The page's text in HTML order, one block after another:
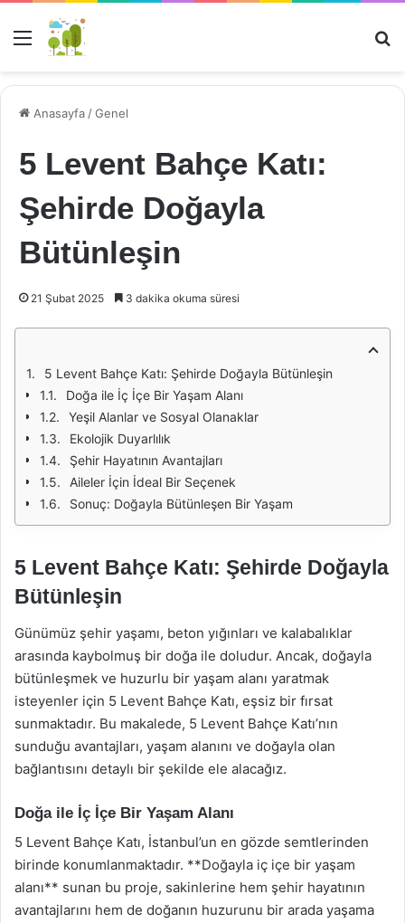
Menü
Anasayfa /Genel
5 Levent Bahçe Katı:
Şehirde Doğayla
Bütünleşin
21 Şubat 2025 3 dakika okuma süresi
5 Levent Bahçe Katı: Şehirde Doğayla Bütünleşin
Doğa ile İç İçe Bir Yaşam Alanı
Yeşil Alanlar ve Sosyal Olanaklar
Ekolojik Duyarlılık
Şehir Hayatının Avantajları
Aileler İçin İdeal Bir Seçenek
Sonuç: Doğayla Bütünleşen Bir Yaşam
5 Levent Bahçe Katı: Şehirde Doğayla
Bütünleşin
Günümüz şehir yaşamı, beton yığınları ve kalabalıklar
arasında kaybolmuş bir doğa ile doludur. Ancak, doğayla
bütünleşmek ve huzurlu bir yaşam alanı yaratmak
isteyenler için 5 Levent Bahçe Katı, eşsiz bir fırsat
sunmaktadır. Bu makalede, 5 Levent Bahçe Katı’nın
sunduğu avantajları, yaşam alanını ve doğayla olan
bağlantısını detaylı bir şekilde ele alacağız.
Doğa ile İç İçe Bir Yaşam Alanı
5 Levent Bahçe Katı, İstanbul’un en gözde semtlerinden
birinde konumlanmaktadır. **Doğayla iç içe bir yaşam
alanı** sunan bu proje, sakinlerine hem şehir hayatının
avantajlarını hem de doğanın huzurunu bir arada yaşama